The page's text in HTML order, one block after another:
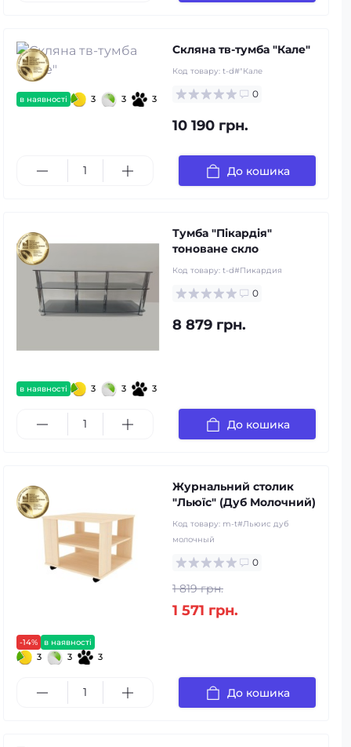
в наявності 3 3 3
Скляна тв-тумба "Кале"
Код товару: t-d#"Кале
0
10 190 грн.
До кошика
в наявності 3 3 3
Тумба "Пікардія"
тоноване скло
Код товару: t-d#Пикардия
0
8 879 грн.
До кошика
-14% в наявності
3 3 3
Журнальний столик
"Льюїс" (Дуб Молочний)
Код товару: m-t#Льюис дуб
молочный
0
1 819 грн.
1 571 грн.
До кошика